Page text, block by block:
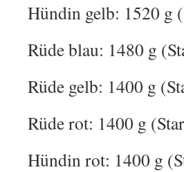
Hündin gelb: 1520 g
Rüde blau: 1480 g
Rüde gelb: 1400 g
Rüde rot: 1400 g
Hündin rot: 1400 g